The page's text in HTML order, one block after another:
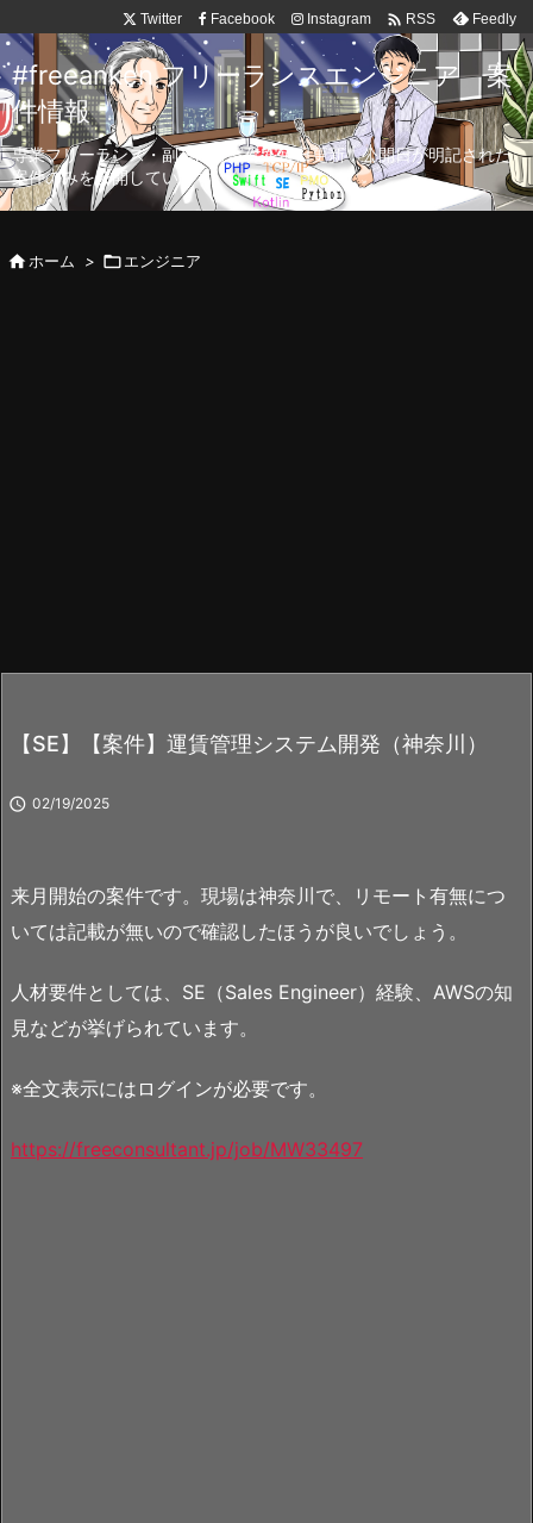
Twitter Facebook Instagram  RSS Feedly
#freeanken フリーランスエンジニア 案
件情報
専業フリーランス・副業向け案件を毎日更新！公開日が明記された
案件のみを公開しています。
ホーム > エンジニア
【SE】【案件】運賃管理システム開発（神奈川）
 02/19/2025
来月開始の案件です。現場は神奈川で、リモート有無につ
いては記載が無いので確認したほうが良いでしょう。
人材要件としては、SE（Sales Engineer）経験、AWSの知
見などが挙げられています。
※全文表示にはログインが必要です。
https://freeconsultant.jp/job/MW33497